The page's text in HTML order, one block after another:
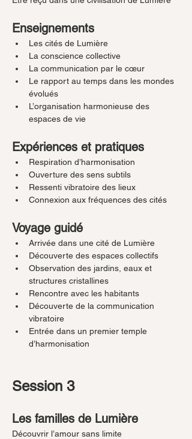
Enseignements
Les cités de Lumière
La conscience collective
La communication par le cœur
Le rapport au temps dans les mondes
évolués
L’organisation harmonieuse des
espaces de vie
Expériences et pratiques
Respiration d’harmonisation
Ouverture des sens subtils
Ressenti vibratoire des lieux
Connexion aux fréquences des cités
Voyage guidé
Arrivée dans une cité de Lumière
Découverte des espaces collectifs
Observation des jardins, eaux et
structures cristallines
Rencontre avec les habitants
Découverte de la communication
vibratoire
Entrée dans un premier temple
d’harmonisation
Session 3
Les familles de Lumière
Découvrir l’amour sans limite